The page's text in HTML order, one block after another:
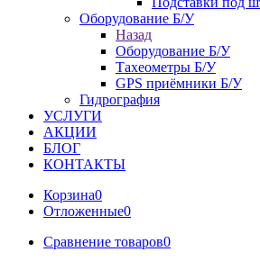
Оборудование Б/У
Назад
Оборудование Б/У
Тахеометры Б/У
GPS приёмники Б/У
Гидрография
УСЛУГИ
АКЦИИ
БЛОГ
КОНТАКТЫ
Корзина0
Отложенные0
Сравнение товаров0